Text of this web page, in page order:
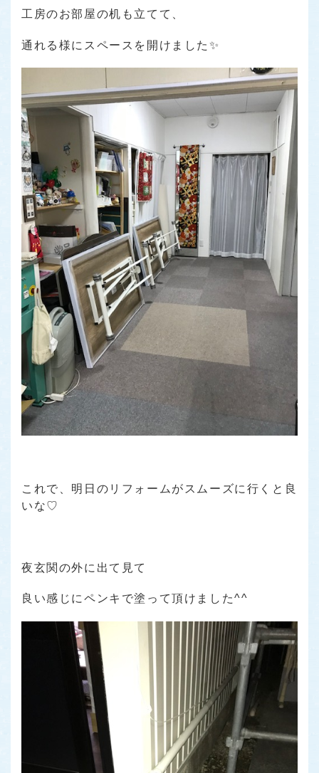
工房のお部屋の机も立てて、
通れる様にスペースを開けました✨
これで、明日のリフォームがスムーズに行くと良
いな♡
夜玄関の外に出て見て
良い感じにペンキで塗って頂けました^^